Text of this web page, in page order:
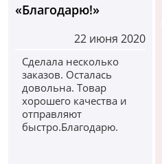
«Благодарю!»
22 июня 2020
Сделала несколько
заказов. Осталась
довольна. Товар
хорошего качества и
отправляют
быстро.Благодарю.